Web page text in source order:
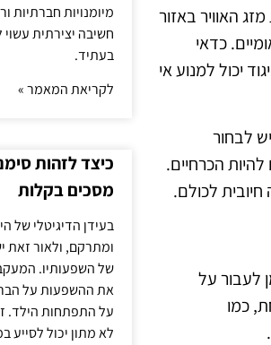
האוויר באזור
כדאי
יכול למנוע אי
לבחור
הכרחיים.
לכולם.
לעבור על
כמו
מיומנויות חברתיות
חשיבה יצירתית
בעתיד.
לקריאת המאמר »
כיצד לזהות
מסכים בקלות
בעידן הדיגיטלי של
ומתרקם, ולאור זאת
של השפעותיו. המעקב
את ההשפעות על
על התפתחות הילד.
לא מתון יכול לסייע